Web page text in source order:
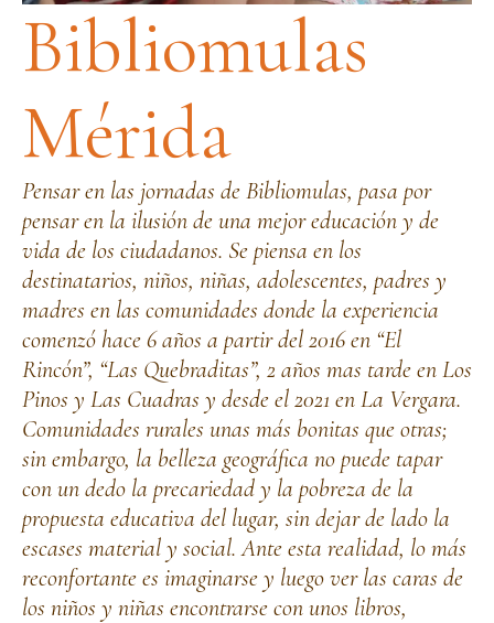
Bibliomulas
Mérida
Pensar en las jornadas de Bibliomulas, pasa por
pensar en la ilusión de una mejor educación y de
vida de los ciudadanos. Se piensa en los
destinatarios, niños, niñas, adolescentes, padres y
madres en las comunidades donde la experiencia
comenzó hace 6 años a partir del 2016 en “El
Rincón”, “Las Quebraditas”, 2 años mas tarde en Los
Pinos y Las Cuadras y desde el 2021 en La Vergara.
Comunidades rurales unas más bonitas que otras;
sin embargo, la belleza geográfica no puede tapar
con un dedo la precariedad y la pobreza de la
propuesta educativa del lugar, sin dejar de lado la
escases material y social. Ante esta realidad, lo más
reconfortante es imaginarse y luego ver las caras de
los niños y niñas encontrarse con unos libros,